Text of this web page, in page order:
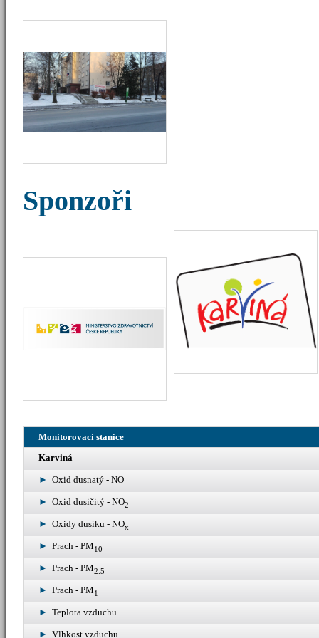
Monitorovací stanice
Karviná
Oxid dusnatý - NO
Oxid dusičitý - NO2
Oxidy dusíku - NOx
Prach - PM10
Prach - PM2.5
Prach - PM1
Teplota vzduchu
Vlhkost vzduchu
Sponzoři